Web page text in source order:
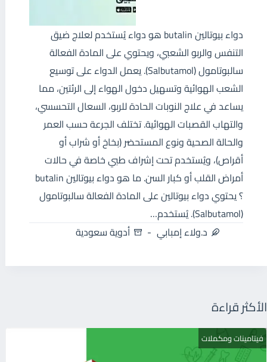
دواء بيوتالين butalin هو دواء يُستخدم لعلاج ضيق
التنفس والربو الشعبي، ويحتوي على المادة الفعالة
سالبوتامول (Salbutamol). يعمل الدواء على توسيع
الشعب الهوائية وتسهيل دخول الهواء إلى الرئتين، مما
يساعد في علاج النوبات الحادة للربو، السعال التحسسي،
والتهاب القصبات الهوائية. تختلف الجرعة حسب العمر
والحالة الصحية ونوع المستحضر (بخاخ أو شراب أو
أقراص)، ويُستخدم تحت إشراف طبي خاصة في حالات
أمراض القلب أو كبار السن. ما هو دواء بيوتالين butalin
؟ يحتوي دواء بيوتالين على المادة الفعالة سالبوتامول
(Salbutamol). يُستخدم…
د.ولاء إمبابي
أدوية سعودية
الأكثر قراءة
فيتامينات ومكملات